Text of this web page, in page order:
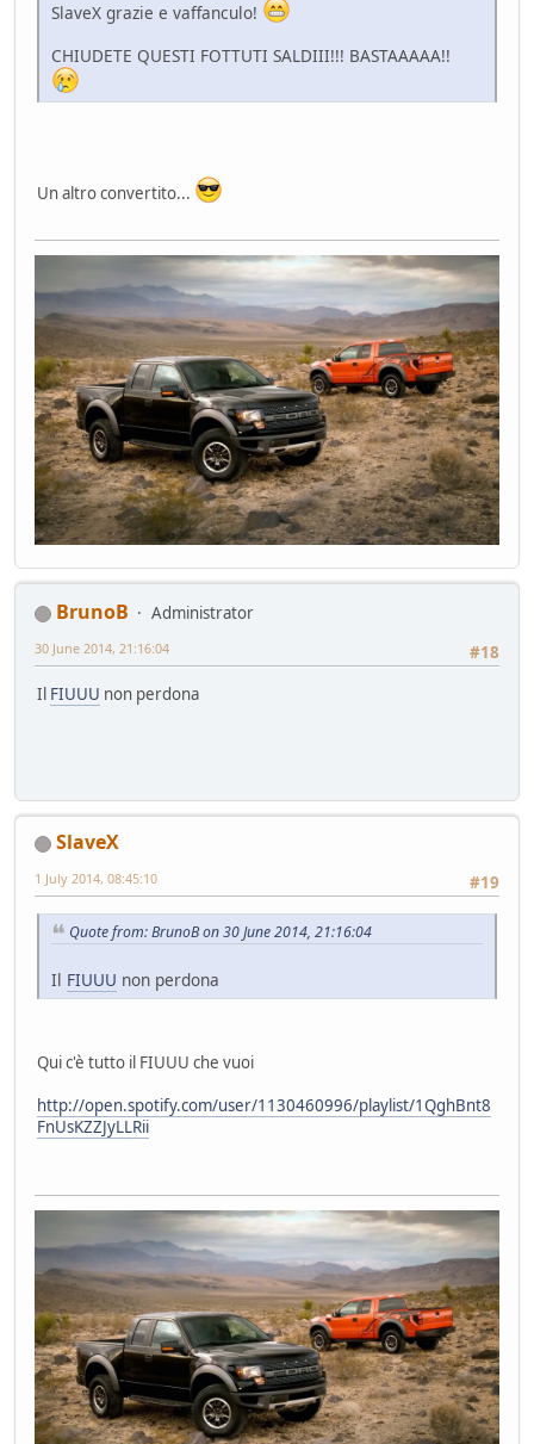
SlaveX grazie e vaffanculo!
CHIUDETE QUESTI FOTTUTI SALDIII!!! BASTAAAAA!!
Un altro convertito...
BrunoB
Administrator
#18
30 June 2014, 21:16:04
Il FIUUU non perdona
SlaveX
#19
1 July 2014, 08:45:10
Quote from: BrunoB on 30 June 2014, 21:16:04
Il FIUUU non perdona
Qui c'è tutto il FIUUU che vuoi
http://open.spotify.com/user/1130460996/playlist/1QghBnt8
FnUsKZZJyLLRii